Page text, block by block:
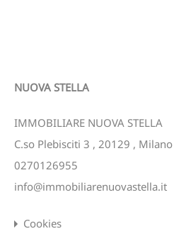
NUOVA STELLA
IMMOBILIARE NUOVA STELLA
C.so Plebisciti 3 , 20129 , Milano
0270126955
info@immobiliarenuovastella.it
Cookies